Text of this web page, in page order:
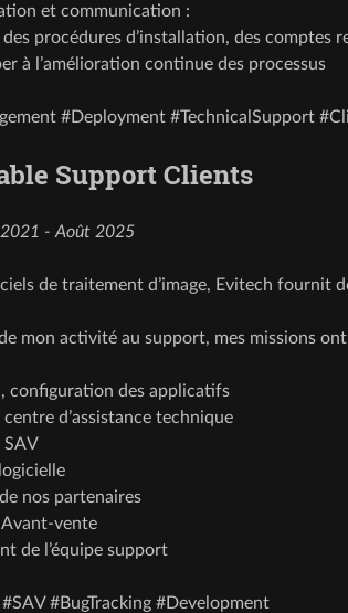
et communication :
des procédures d’installation, des comptes
à l’amélioration continue des processus
#Deployment #TechnicalSupport
Support Clients
- Août 2025
de traitement d’image, Evitech fournit
mon activité au support, mes missions
configuration des applicatifs
d’assistance technique
SAV
nos partenaires
vente
de l’équipe support
#BugTracking #Development